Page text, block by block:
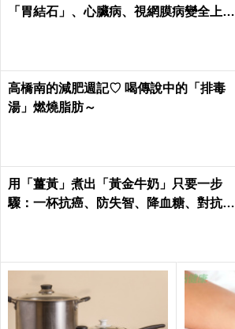
「胃結石」、心臟病、視網膜病變全上身
高橋南的減肥週記♡ 喝傳說中的「排毒
湯」燃燒脂肪～
用「薑黃」煮出「黃金牛奶」只要一步
驟：一杯抗癌、防失智、降血糖、對抗關